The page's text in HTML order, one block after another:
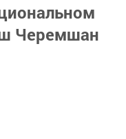
Черемшан